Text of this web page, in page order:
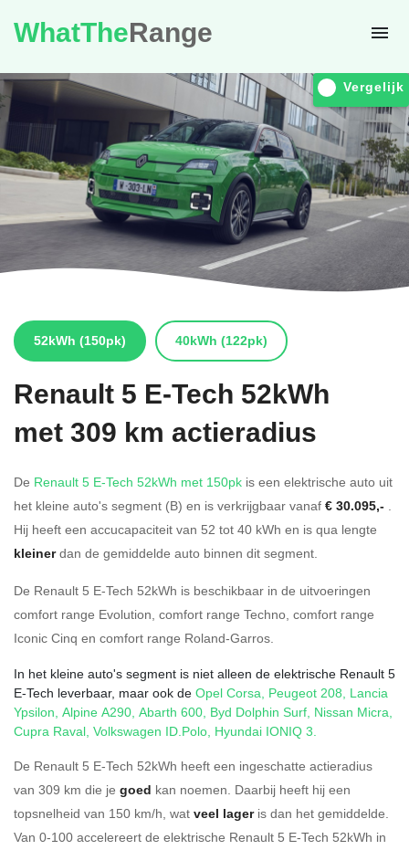
WhatTheRange
Vergelijk
52kWh (150pk) 40kWh (122pk)
Renault 5 E-Tech 52kWh
met 309 km actieradius
De Renault 5 E-Tech 52kWh met 150pk is een elektrische auto uit
het kleine auto's segment (B) en is verkrijgbaar vanaf € 30.095,- .
Hij heeft een accucapaciteit van 52 tot 40 kWh en is qua lengte
kleinerdan de gemiddelde auto binnen dit segment.
De Renault 5 E-Tech 52kWh is beschikbaar in de uitvoeringen
comfort range Evolution, comfort range Techno, comfort range
Iconic Cinq en comfort range Roland-Garros.
In het kleine auto's segment is niet alleen de elektrische Renault 5
E-Tech leverbaar, maar ook de Opel Corsa, Peugeot 208, Lancia
Ypsilon, Alpine A290, Abarth 600, Byd Dolphin Surf, Nissan Micra,
Cupra Raval, Volkswagen ID.Polo, Hyundai IONIQ 3.
De Renault 5 E-Tech 52kWh heeft een ingeschatte actieradius
van 309 km die je goed kan noemen. Daarbij heeft hij een
topsnelheid van 150 km/h, wat veel lageris dan het gemiddelde.
Van 0-100 accelereert de elektrische Renault 5 E-Tech 52kWh in